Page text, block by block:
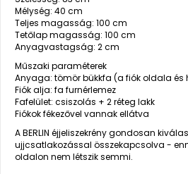
Mélység: 40 cm
Teljes magasság: 100 cm
Tetőlap magasság: 100 cm
Anyagvastagság: 2 cm
Műszaki paraméterek
Anyaga: tömör bükkfa (a fiók oldala és
Fiók alja: fa furnérlemez
Fafelület: csiszolás + 2 réteg lakk
Fiókok fékezővel vannak ellátva
A BERLIN éjjeliszekrény gondosan
ujjcsatlakozással összekapcsolva -
oldalon nem létszik semmi.